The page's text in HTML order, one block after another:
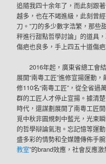
追隨我四十余年了，而此刻跟
越多，也在不竭進級，此刻曾
刀。”刀的多少數字浩繁，那些
秤進行甜點哲學討論」的道具
傷疤也良多，手上四五十道傷
2016年起，廣東省總工會
展開“南粵工匠”進修宣揚運動
修110名“南粵工匠”，從全省過
群的工匠人才停止宣揚。據清
時代，還謀劃展開了南粵工匠
覓中秋非圓規刺中藍光，光束
的哲學辯論氣泡。忘記憶等運
盛多彩的情勢和全媒體傳佈手
教室”的brand效應，社會反應激